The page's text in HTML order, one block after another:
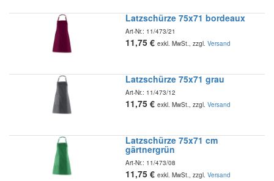
Latzschürze 75x71 bordeaux
Art-Nr.: 11/473/21
11,75 € exkl. MwSt., zzgl. Versand
Latzschürze 75x71 grau
Art-Nr.: 11/473/12
11,75 € exkl. MwSt., zzgl. Versand
Latzschürze 75x71 cm
gärtnergrün
Art-Nr.: 11/473/08
11,75 € exkl. MwSt., zzgl. Versand